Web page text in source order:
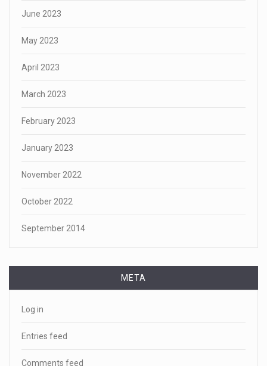
June 2023
May 2023
April 2023
March 2023
February 2023
January 2023
November 2022
October 2022
September 2014
META
Log in
Entries feed
Comments feed